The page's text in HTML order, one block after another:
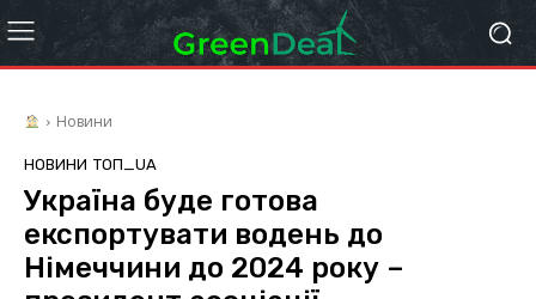
Новини
НОВИНИ ТОП_UA
Україна буде готова
експортувати водень до
Німеччини до 2024 року –